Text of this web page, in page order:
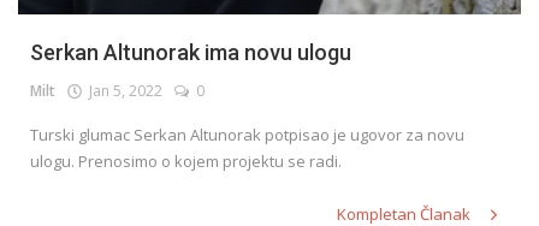
Serkan Altunorak ima novu ulogu
Milt Jan 5, 2022 0
Turski glumac Serkan Altunorak potpisao je ugovor za novu
ulogu. Prenosimo o kojem projektu se radi.
Kompletan Članak